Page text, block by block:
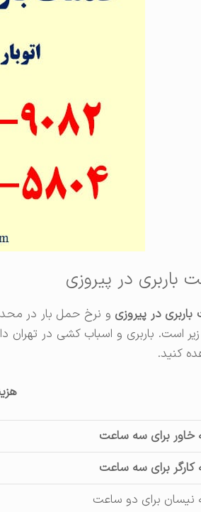
باربری در پیروزی
در پیروزی
است. باربری و اسباب کشی در تهران
کنید.
خاور برای سه ساعت
کارگر برای سه ساعت
نیسان برای دو ساعت